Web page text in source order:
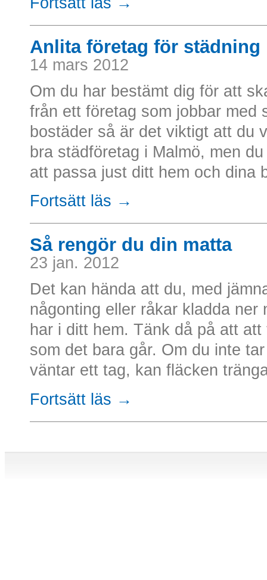
Anlita företag för städning
14 mars 2012
Om du har bestämt dig för att
från ett företag som jobbar med
bostäder så är det viktigt att du
bra städföretag i Malmö, men
att passa just ditt hem och dina
Fortsätt läs →
Så rengör du din matta
23 jan. 2012
Det kan hända att du, med
någonting eller råkar kladda ner
har i ditt hem. Tänk då på att
som det bara går. Om du inte
väntar ett tag, kan fläcken
Fortsätt läs →